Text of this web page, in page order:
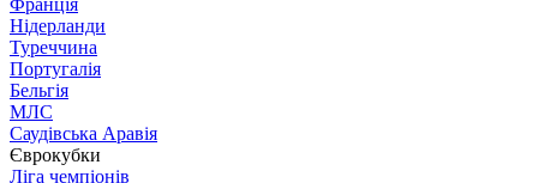
Франція
Нідерланди
Туреччина
Португалія
Бельгія
МЛС
Саудівська Аравія
Єврокубки
Ліга чемпіонів